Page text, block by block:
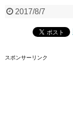
2017/8/7
スポンサーリンク